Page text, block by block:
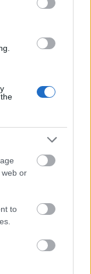
web or
to
és
Zsolt